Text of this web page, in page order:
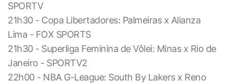
SPORTV
21h30 - Copa Libertadores: Palmeiras x Alianza
Lima - FOX SPORTS
21h30 - Superliga Feminina de Vôlei: Minas x Rio de
Janeiro - SPORTV2
22h00 - NBA G-League: South By Lakers x Reno